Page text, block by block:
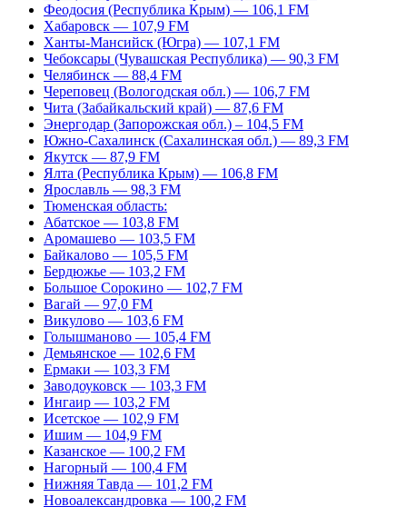
Феодосия (Республика Крым) — 106,1 FM
Хабаровск — 107,9 FM
Ханты-Мансийск (Югра) — 107,1 FM
Чебоксары (Чувашская Республика) — 90,3 FM
Челябинск — 88,4 FM
Череповец (Вологодская обл.) — 106,7 FM
Чита (Забайкальский край) — 87,6 FM
Энергодар (Запорожская обл.) – 104,5 FM
Южно-Сахалинск (Сахалинская обл.) — 89,3 FM
Якутск — 87,9 FM
Ялта (Республика Крым) — 106,8 FM
Ярославль — 98,3 FM
Тюменская область:
Абатское — 103,8 FM
Аромашево — 103,5 FM
Байкалово — 105,5 FM
Бердюжье — 103,2 FM
Большое Сорокино — 102,7 FM
Вагай — 97,0 FM
Викулово — 103,6 FM
Голышманово — 105,4 FM
Демьянское — 102,6 FM
Ермаки — 103,3 FM
Заводоуковск — 103,3 FM
Ингаир — 103,2 FM
Исетское — 102,9 FM
Ишим — 104,9 FM
Казанское — 100,2 FM
Нагорный — 100,4 FM
Нижняя Тавда — 101,2 FM
Новоалександровка — 100,2 FM